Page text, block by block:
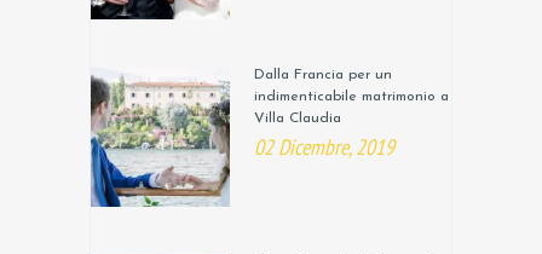
Dalla Francia per un
indimenticabile matrimonio a
Villa Claudia
02 Dicembre, 2019